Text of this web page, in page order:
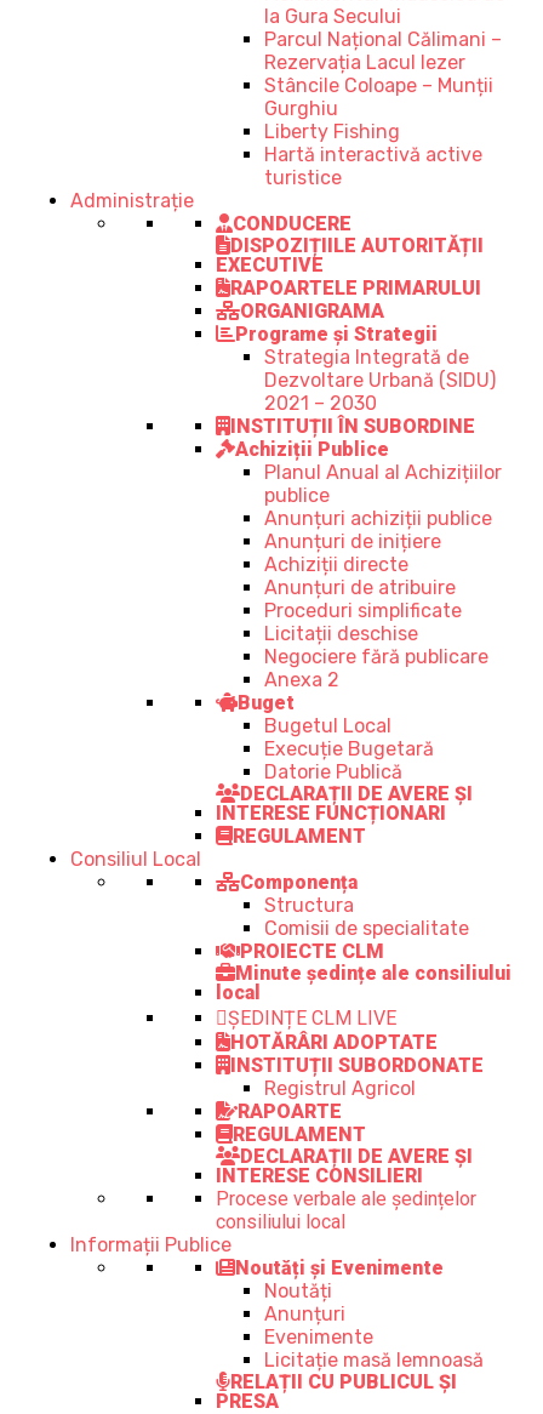
la Gura Secului
Parcul Național Călimani –
Rezervația Lacul Iezer
Stâncile Coloape – Munții
Gurghiu
Liberty Fishing
Hartă interactivă active
turistice
Administrație
CONDUCERE
DISPOZIȚIILE AUTORITĂȚII
EXECUTIVE
RAPOARTELE PRIMARULUI
ORGANIGRAMA
Programe și Strategii
Strategia Integrată de
Dezvoltare Urbană (SIDU)
2021 – 2030
INSTITUȚII ÎN SUBORDINE
Achiziții Publice
Planul Anual al Achizițiilor
publice
Anunțuri achiziții publice
Anunțuri de inițiere
Achiziții directe
Anunțuri de atribuire
Proceduri simplificate
Licitații deschise
Negociere fără publicare
Anexa 2
Buget
Bugetul Local
Execuție Bugetară
Datorie Publică
DECLARAȚII DE AVERE ȘI
INTERESE FUNCȚIONARI
REGULAMENT
Consiliul Local
Componența
Structura
Comisii de specialitate
PROIECTE CLM
Minute ședințe ale consiliului
local
ȘEDINȚE CLM LIVE
HOTĂRÂRI ADOPTATE
INSTITUȚII SUBORDONATE
Registrul Agricol
RAPOARTE
REGULAMENT
DECLARAȚII DE AVERE ȘI
INTERESE CONSILIERI
Procese verbale ale ședințelor
consiliului local
Informații Publice
Noutăți și Evenimente
Noutăți
Anunțuri
Evenimente
Licitație masă lemnoasă
RELAȚII CU PUBLICUL ȘI
PRESA